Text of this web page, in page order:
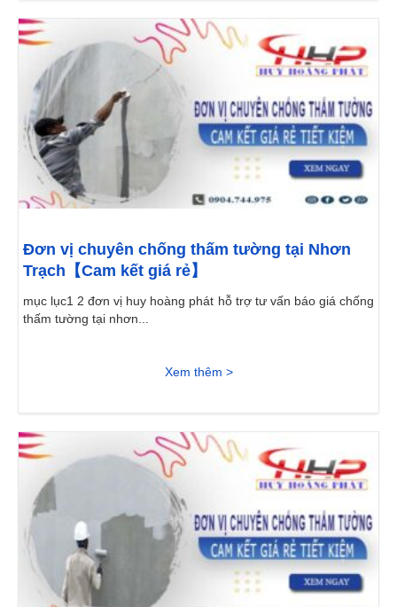
Đơn vị chuyên chống thấm tường tại Nhơn
Trạch【Cam kết giá rẻ】
mục lục1 2 đơn vị huy hoàng phát hỗ trợ tư vấn báo giá chống
thấm tường tại nhơn...
Xem thêm >